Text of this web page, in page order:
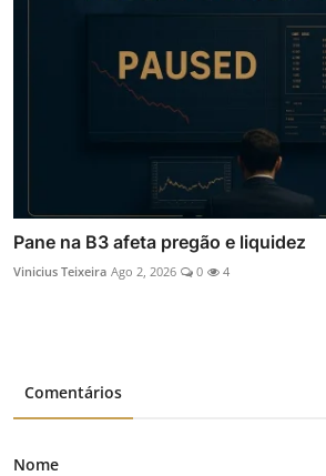
Pane na B3 afeta pregão e liquidez
Vinicius Teixeira Ago 2, 2026 0 4
Comentários
Nome